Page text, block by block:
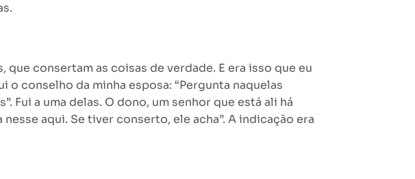
consertam as coisas de verdade. E era isso que eu
conselho da minha esposa: “Pergunta naquelas
Fui a uma delas. O dono, um senhor que está ali há
aqui. Se tiver conserto, ele acha”. A indicação era